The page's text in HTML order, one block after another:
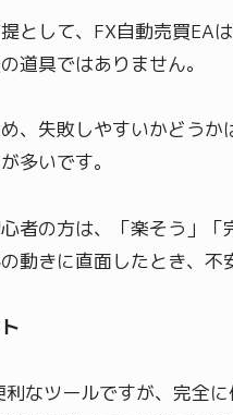
として、FX自動売買EA
道具ではありません。
、失敗しやすいかどうか
多いです。
者の方は、「楽そう」
動きに直面したとき、不
利なツールですが、完全